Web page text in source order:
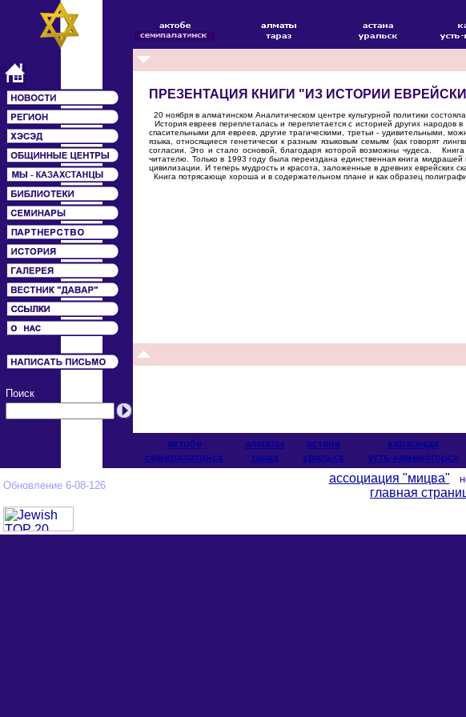
Поиск
ПРЕЗЕНТАЦИЯ КНИГИ "ИЗ ИСТОРИИ
20 ноября в алматинском Аналитическом центре культурной политики
История евреев переплеталась и переплетается с историей других
спасительными для евреев, другие трагическими, третьи - удивительными,
языка, относящиеся генетически к разным языковым семьям (как говорят
согласии. Это и стало основой, благодаря которой возможны чудеса.
читателю. Только в 1993 году была переиздана единственная книга
цивилизации. И теперь мудрость и красота, заложенные в древних еврейских
Книга потрясающе хороша и в содержательном плане и как образец
актобе алматы астана караганда
cемипалатинск
тараз уральск усть-каменогорск
Обновление 6-08-126
ассоциация "мицва"
главная